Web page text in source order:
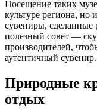
Посещение таких
культуре региона, но
сувениры, сделанные
полезный совет —
производителей,
аутентичный сувенир.
Природные
отдых